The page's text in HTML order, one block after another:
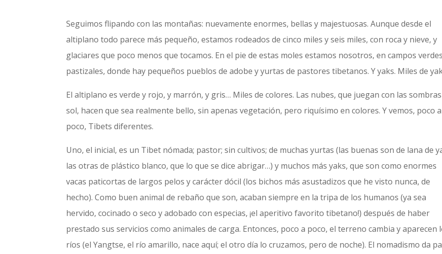
Seguimos flipando con las montañas: nuevamente enormes, bellas y majestuosas. Aunque desde el
altiplano todo parece más pequeño, estamos rodeados de cinco miles y seis miles, con roca y nieve, y
glaciares que poco menos que tocamos. En el pie de estas moles estamos nosotros, en campos
pastizales, donde hay pequeños pueblos de adobe y yurtas de pastores tibetanos. Y yaks. Miles de
El altiplano es verde y rojo, y marrón, y gris… Miles de colores. Las nubes, que juegan con las
sol, hacen que sea realmente bello, sin apenas vegetación, pero riquísimo en colores. Y vemos, poco a
poco, Tibets diferentes.
Uno, el inicial, es un Tibet nómada; pastor; sin cultivos; de muchas yurtas (las buenas son de lana de
las otras de plástico blanco, que lo que se dice abrigar…) y muchos más yaks, que son como enormes
vacas paticortas de largos pelos y carácter dócil (los bichos más asustadizos que he visto nunca, de
hecho). Como buen animal de rebaño que son, acaban siempre en la tripa de los humanos (ya sea
hervido, cocinado o seco y adobado con especias, ¡el aperitivo favorito tibetano!) después de haber
prestado sus servicios como animales de carga. Entonces, poco a poco, el terreno cambia y aparecen
ríos (el Yangtse, el río amarillo, nace aquí; el otro día lo cruzamos, pero de noche). El nomadismo da